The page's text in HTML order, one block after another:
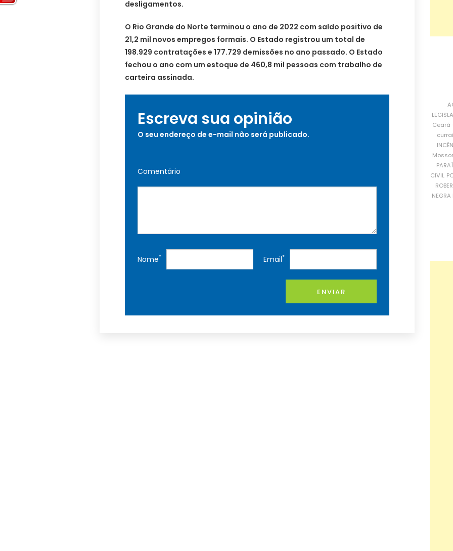
desligamentos.
O Rio Grande do Norte terminou o ano de 2022 com saldo positivo de
21,2 mil novos empregos formais. O Estado registrou um total de
198.929 contratações e 177.729 demissões no ano passado. O Estado
fechou o ano com um estoque de 460,8 mil pessoas com trabalho de
carteira assinada.
Escreva sua opinião
O seu endereço de e-mail não será publicado.
Comentário
Nome* Email*
ENVIAR
Ceará
CIVIL
NEGRA